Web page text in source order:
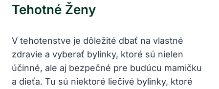
Tehotné Ženy
V tehotenstve je⁤ dôležité dbať na⁣ vlastné
zdravie a vyberať bylinky, ktoré sú ‍nielen‍
účinné, ale aj bezpečné pre budúcu mamičku‌
a dieťa. ​Tu ⁣sú niektoré liečivé bylinky, ⁣ktoré